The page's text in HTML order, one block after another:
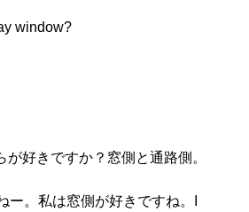
window?
好きですか？窓側と通路側。
ー。私は窓側が好きですね。I